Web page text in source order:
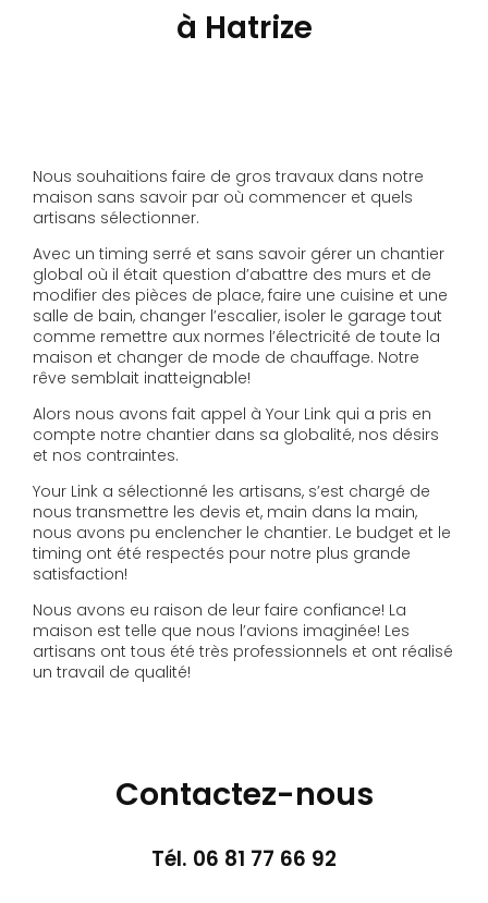
à Hatrize
Nous souhaitions faire de gros travaux dans notre
maison sans savoir par où commencer et quels
artisans sélectionner.
Avec un timing serré et sans savoir gérer un chantier
global où il était question d’abattre des murs et de
modifier des pièces de place, faire une cuisine et une
salle de bain, changer l’escalier, isoler le garage tout
comme remettre aux normes l’électricité de toute la
maison et changer de mode de chauffage. Notre
rêve semblait inatteignable!
Alors nous avons fait appel à Your Link qui a pris en
compte notre chantier dans sa globalité, nos désirs
et nos contraintes.
Your Link a sélectionné les artisans, s’est chargé de
nous transmettre les devis et, main dans la main,
nous avons pu enclencher le chantier. Le budget et le
timing ont été respectés pour notre plus grande
satisfaction!
Nous avons eu raison de leur faire confiance! La
maison est telle que nous l’avions imaginée! Les
artisans ont tous été très professionnels et ont réalisé
un travail de qualité!
Contactez-nous
Tél. 06 81 77 66 92